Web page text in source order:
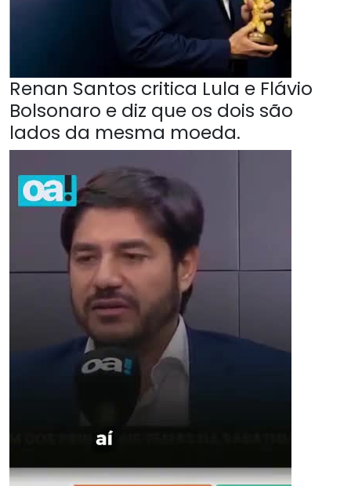
Renan Santos critica Lula e Flávio
Bolsonaro e diz que os dois são
lados da mesma moeda.